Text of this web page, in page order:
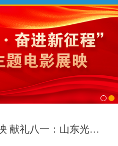
百县同映 献礼八一：山东光影致敬人民军队、献礼长征胜利90周年